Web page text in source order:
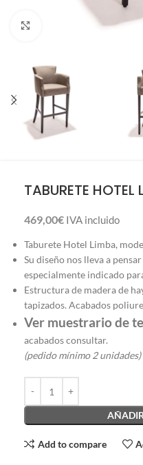
Click to enlarge
TABURETE HOTEL
469,00€ IVA incluido
Taburete Hotel Limba,
Su diseño nos lleva a
especialmente indicado
Estructura de madera de
tapizados. Acabados
Ver muestrario de
acabados consultar.
(pedido mínimo 2 unidades)
Add to compare